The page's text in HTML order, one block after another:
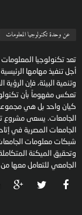
عن وحدة تكنولوجيا المعلومات
تعد تكنولوجيا
أجل تنفيذ مهامها
وتنمية البيئة، فإن
تعكس مفهوماً بأن
كيان واحد بل هي
الجامعات. يسعى مشروع
الجامعات المصرية في
شبكات معلومات
وتحقيق الميكنة
الجامعي للتعامل معها